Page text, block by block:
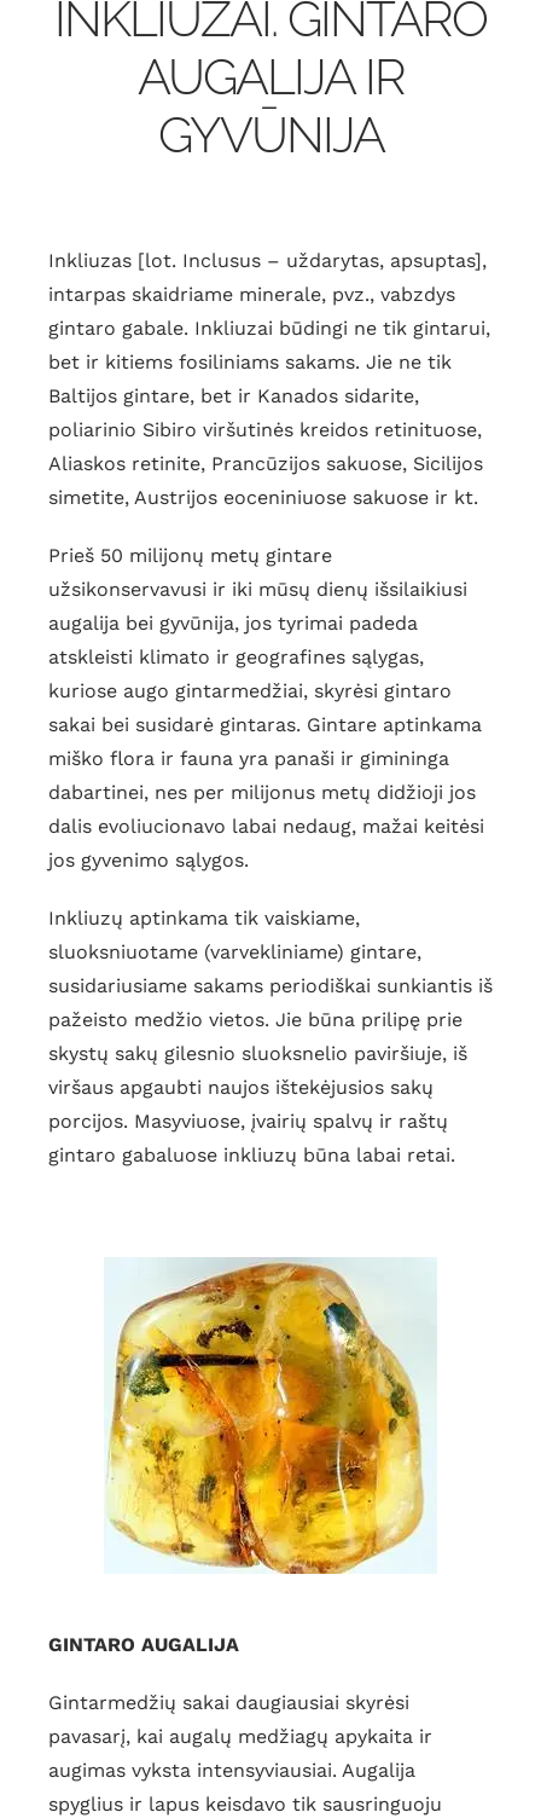
INKLIUZAI. GINTARO
AUGALIJA IR
GYVŪNIJA
Inkliuzas [lot. Inclusus – uždarytas, apsuptas],
intarpas skaidriame minerale, pvz., vabzdys
gintaro gabale. Inkliuzai būdingi ne tik gintarui,
bet ir kitiems fosiliniams sakams. Jie ne tik
Baltijos gintare, bet ir Kanados sidarite,
poliarinio Sibiro viršutinės kreidos retinituose,
Aliaskos retinite, Prancūzijos sakuose, Sicilijos
simetite, Austrijos eoceniniuose sakuose ir kt.
Prieš 50 milijonų metų gintare
užsikonservavusi ir iki mūsų dienų išsilaikiusi
augalija bei gyvūnija, jos tyrimai padeda
atskleisti klimato ir geografines sąlygas,
kuriose augo gintarmedžiai, skyrėsi gintaro
sakai bei susidarė gintaras. Gintare aptinkama
miško flora ir fauna yra panaši ir gimininga
dabartinei, nes per milijonus metų didžioji jos
dalis evoliucionavo labai nedaug, mažai keitėsi
jos gyvenimo sąlygos.
Inkliuzų aptinkama tik vaiskiame,
sluoksniuotame (varvekliniame) gintare,
susidariusiame sakams periodiškai sunkiantis iš
pažeisto medžio vietos. Jie būna prilipę prie
skystų sakų gilesnio sluoksnelio paviršiuje, iš
viršaus apgaubti naujos ištekėjusios sakų
porcijos. Masyviuose, įvairių spalvų ir raštų
gintaro gabaluose inkliuzų būna labai retai.
GINTARO AUGALIJA
Gintarmedžių sakai daugiausiai skyrėsi
pavasarį, kai augalų medžiagų apykaita ir
augimas vyksta intensyviausiai. Augalija
spyglius ir lapus keisdavo tik sausringuoju